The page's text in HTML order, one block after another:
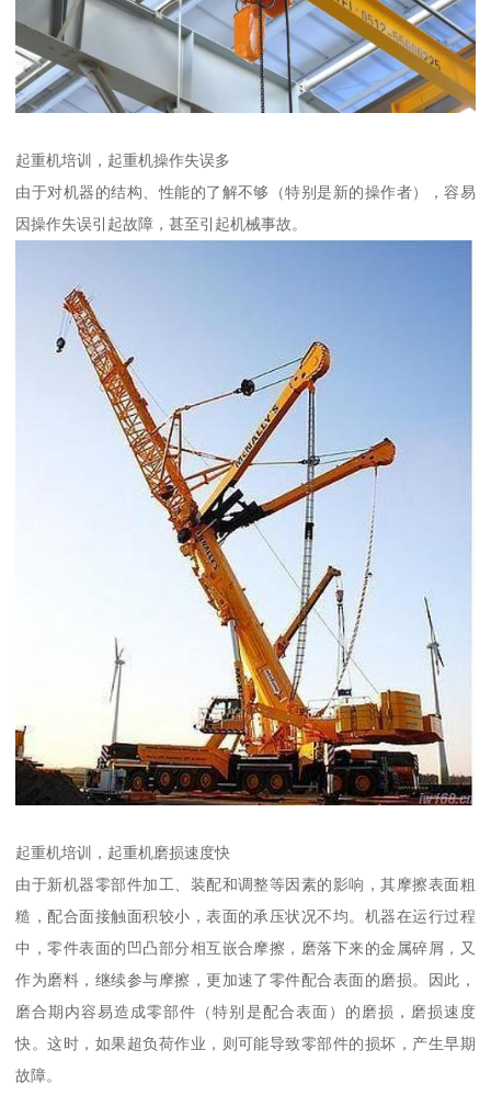
起重机培训，起重机操作失误多
由于对机器的结构、性能的了解不够（特别是新的操作者），容易
因操作失误引起故障，甚至引起机械事故。
起重机培训，起重机磨损速度快
由于新机器零部件加工、装配和调整等因素的影响，其摩擦表面粗
糙，配合面接触面积较小，表面的承压状况不均。机器在运行过程
中，零件表面的凹凸部分相互嵌合摩擦，磨落下来的金属碎屑，又
作为磨料，继续参与摩擦，更加速了零件配合表面的磨损。因此，
磨合期内容易造成零部件（特别是配合表面）的磨损，磨损速度
快。这时，如果超负荷作业，则可能导致零部件的损坏，产生早期
故障。